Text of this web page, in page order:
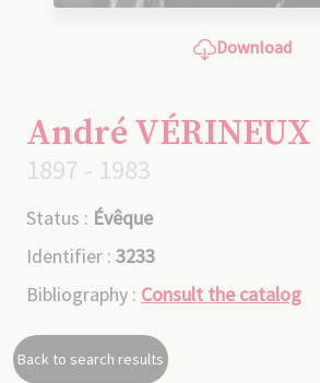
Download
André VÉRINEUX
1897 - 1983
Status : Évêque
Identifier : 3233
Bibliography : Consult the catalog
Back to search results